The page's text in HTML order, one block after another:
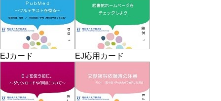
EJカード EJ応用カード